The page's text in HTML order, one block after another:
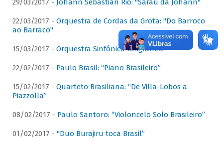
29/03/2017 - Johann Sebastian Rio: "Sarau da Johann"
22/03/2017 - Orquestra de Cordas da Grota: "Do Barroco
ao Barraco"
15/03/2017 - Orquestra Sinfônica Cesgranrio
22/02/2017 - Paulo Brasil: “Piano Brasileiro”
15/02/2017 - Quarteto Brasiliana: “De Villa-Lobos a
Piazzolla”
08/02/2017 - Paulo Santoro: “Violoncelo Solo Brasileiro”
01/02/2017 - "Duo Burajiru toca Brasil”